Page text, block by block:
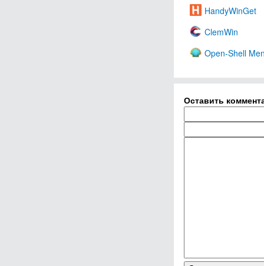
HandyWinGet
ClemWin
Open-Shell
Оставить